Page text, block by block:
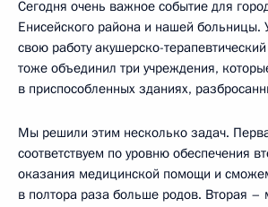
Сегодня очень важное событие для
Енисейского района и нашей больницы.
свою работу акушерско-
тоже объединил три учреждения,
в приспособленных зданиях,
Мы решили этим несколько задач.
соответствуем по уровню обеспечения
оказания медицинской помощи и
в полтора раза больше родов. Вторая –